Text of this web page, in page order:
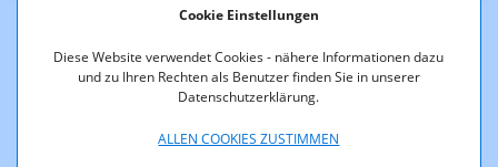
Cookie Einstellungen
Diese Website verwendet Cookies - nähere Informationen dazu
und zu Ihren Rechten als Benutzer finden Sie in unserer
Datenschutzerklärung.
ALLEN COOKIES ZUSTIMMEN
Medienkompetenz
Veranstaltung: Webinar: Soziale Netzwerke - unsere
täglichen Begleiter | 23.09.2025 ab 18:30